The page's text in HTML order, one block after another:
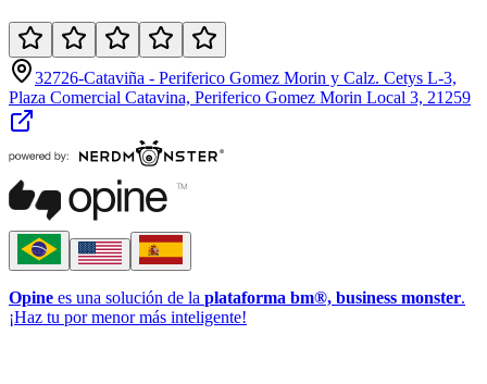
32726-Cataviña - Periferico Gomez Morin y Calz. Cetys L-3,
Plaza Comercial Catavina, Periferico Gomez Morin Local 3, 21259
Opine es una solución de la plataforma bm®, business monster.
¡Haz tu por menor más inteligente!